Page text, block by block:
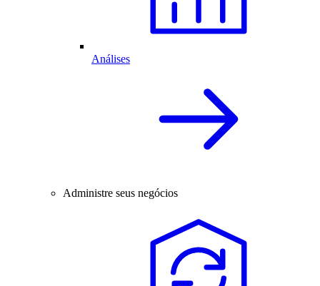
Análises
Administre seus negócios